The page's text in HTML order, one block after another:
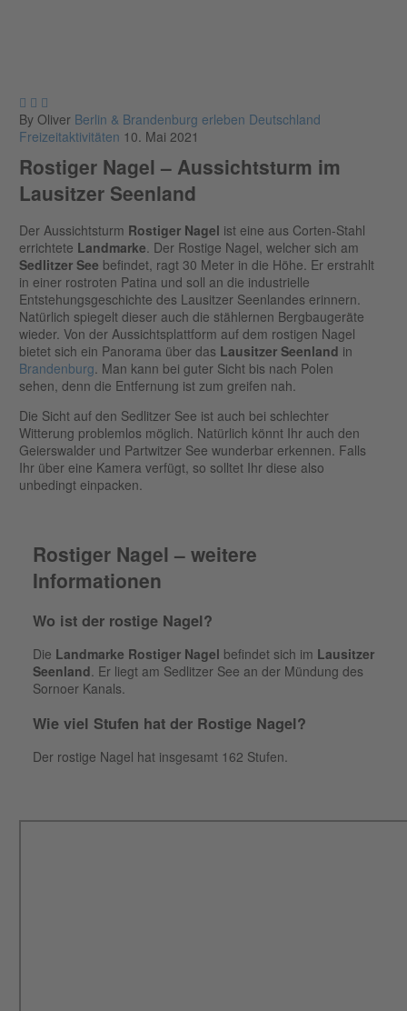
  
By Oliver Berlin & Brandenburg erleben Deutschland
Freizeitaktivitäten 10. Mai 2021
Rostiger Nagel – Aussichtsturm im
Lausitzer Seenland
Der Aussichtsturm Rostiger Nagel ist eine aus Corten-Stahl
errichtete Landmarke. Der Rostige Nagel, welcher sich am
Sedlitzer See befindet, ragt 30 Meter in die Höhe. Er erstrahlt
in einer rostroten Patina und soll an die industrielle
Entstehungsgeschichte des Lausitzer Seenlandes erinnern.
Natürlich spiegelt dieser auch die stählernen Bergbaugeräte
wieder. Von der Aussichtsplattform auf dem rostigen Nagel
bietet sich ein Panorama über das Lausitzer Seenland in
Brandenburg. Man kann bei guter Sicht bis nach Polen
sehen, denn die Entfernung ist zum greifen nah.
Die Sicht auf den Sedlitzer See ist auch bei schlechter
Witterung problemlos möglich. Natürlich könnt Ihr auch den
Geierswalder und Partwitzer See wunderbar erkennen. Falls
Ihr über eine Kamera verfügt, so solltet Ihr diese also
unbedingt einpacken.
Rostiger Nagel – weitere
Informationen
Wo ist der rostige Nagel?
Die Landmarke Rostiger Nagel befindet sich im Lausitzer
Seenland. Er liegt am Sedlitzer See an der Mündung des
Sornoer Kanals.
Wie viel Stufen hat der Rostige Nagel?
Der rostige Nagel hat insgesamt 162 Stufen.